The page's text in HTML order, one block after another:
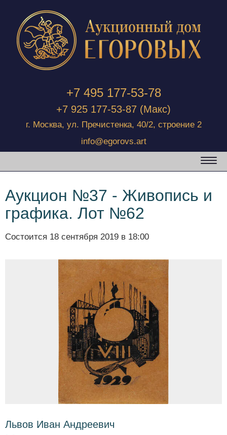
+7 495 177-53-78
+7 925 177-53-87 (Макс)
г. Москва, ул. Пречистенка, 40/2, строение 2
info@egorovs.art
Аукцион №37 - Живопись и
графика. Лот №62
Состоится 18 сентября 2019 в 18:00
Львов Иван Андреевич